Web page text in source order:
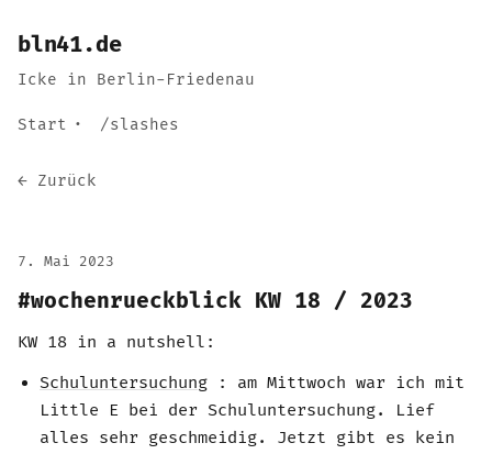
bln41.de
Icke in Berlin-Friedenau
Start /slashes
← Zurück
7. Mai 2023
#wochenrueckblick KW 18 / 2023
KW 18 in a nutshell :
Schuluntersuchung : am Mittwoch war ich mit
Little E bei der Schuluntersuchung. Lief
alles sehr geschmeidig. Jetzt gibt es kein